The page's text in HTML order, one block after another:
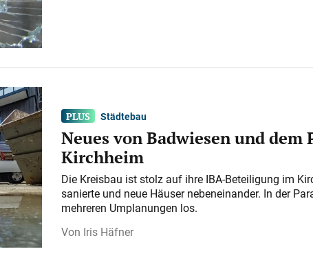
Städtebau
Neues von Badwiesen und dem
Kirchheim
Die Kreisbau ist stolz auf ihre IBA-Beteiligung im
sanierte und neue Häuser nebeneinander. In der
mehreren Umplanungen los.
Iris Häfner